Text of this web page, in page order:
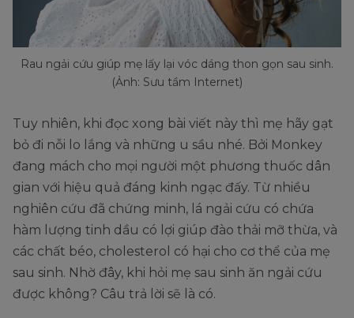
Rau ngải cứu giúp mẹ lấy lại vóc dáng thon gọn sau sinh.
(Ảnh: Sưu tầm Internet)
Tuy nhiên, khi đọc xong bài viết này thì mẹ hãy gạt
bỏ đi nỗi lo lắng và những u sầu nhé. Bởi Monkey
đang mách cho mọi người một phương thuốc dân
gian với hiệu quả đáng kinh ngạc đấy. Từ nhiều
nghiên cứu đã chứng minh, lá ngải cứu có chứa
hàm lượng tinh dầu có lợi giúp đào thải mỡ thừa, và
các chất béo, cholesterol có hại cho cơ thể của mẹ
sau sinh. Nhờ đây, khi hỏi mẹ sau sinh ăn ngải cứu
được không? Câu trả lời sẽ là có.